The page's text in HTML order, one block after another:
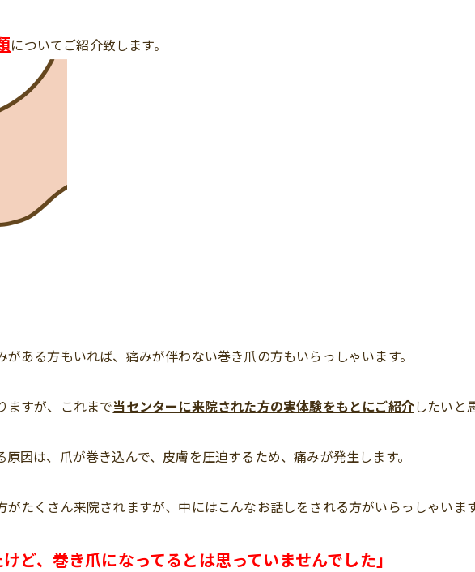
についてご紹介致します。
ある方もいれば、痛みが伴わない巻き爪の方もいらっしゃいます。
ますが、これまで当センターに来院された方の実体験をもとにご紹介したいと
因は、爪が巻き込んで、皮膚を圧迫するため、痛みが発生します。
がたくさん来院されますが、中にはこんなお話しをされる方がいらっしゃいま
ど、巻き爪になってるとは思っていませんでした」